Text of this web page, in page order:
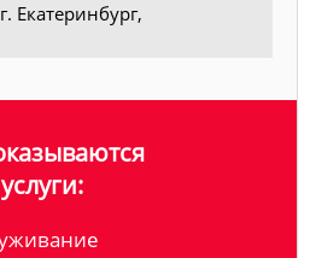
Екатеринбург,